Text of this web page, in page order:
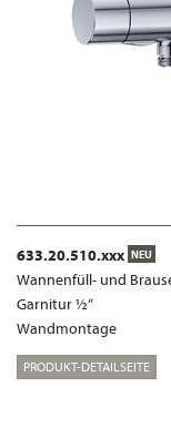
633.20.510.xxx NEU
Wannenfüll- und
Garnitur ½“
Wandmontage
PRODUKT-DETAILSEITE